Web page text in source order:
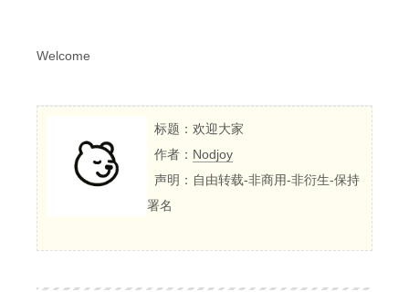
Welcome
标题：欢迎大家
作者： Nodjoy
声明：自由转载-非商用-非衍生-保持
署名